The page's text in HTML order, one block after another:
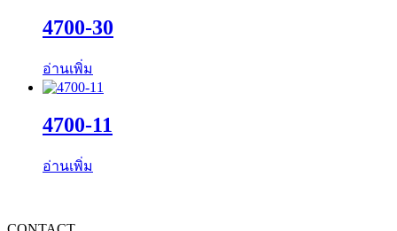
4700-30
อ่านเพิ่ม
4700-11
อ่านเพิ่ม